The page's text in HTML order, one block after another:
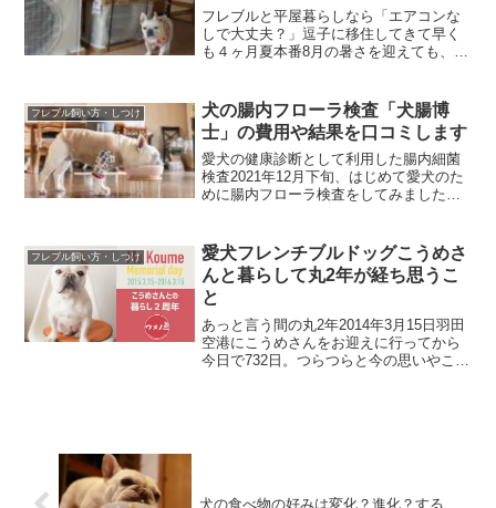
フレブルと平屋暮らしなら「エアコンな
しで大丈夫？」逗子に移住してきて早く
も４ヶ月夏本番8月の暑さを迎えても、常
ションに暮らしていた時には考えられな
いことで、エアコンつけ...
フレブル飼い方・しつけ
犬の腸内フローラ検査「犬腸博
士」の費用や結果を口コミします
愛犬の健康診断として利用した腸内細菌
検査2021年12月下旬、はじめて愛犬のた
めに腸内フローラ検査をしてみました。
内細菌解析愛犬は健康そのもの。体調も
毛並みもアレルギ...
フレブル飼い方・しつけ
愛犬フレンチブルドッグこうめさ
んと暮らして丸2年が経ち思うこ
と
あっと言う間の丸2年2014年3月15日羽田
空港にこうめさんをお迎えに行ってから
今日で732日。つらつらと今の思いやこれ
犬の食べ物の好みは変化？進化？する